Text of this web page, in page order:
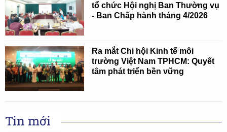
tổ chức Hội nghị Ban Thường vụ
- Ban Chấp hành tháng 4/2026
Ra mắt Chi hội Kinh tế môi
trường Việt Nam TPHCM: Quyết
tâm phát triển bền vững
Tin mới